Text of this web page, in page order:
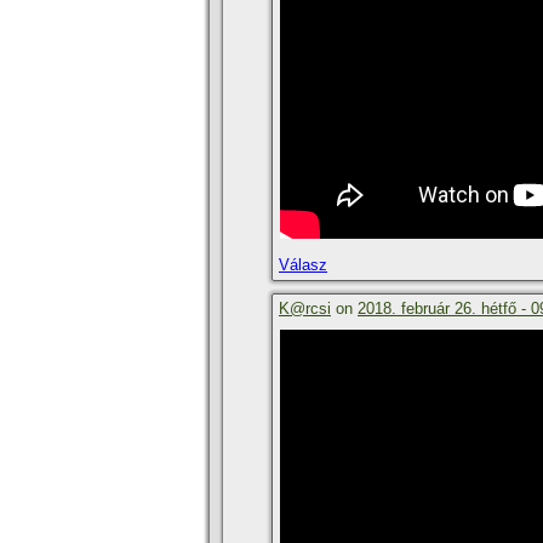
Válasz
K@rcsi on 2018. február 26. hétfő -